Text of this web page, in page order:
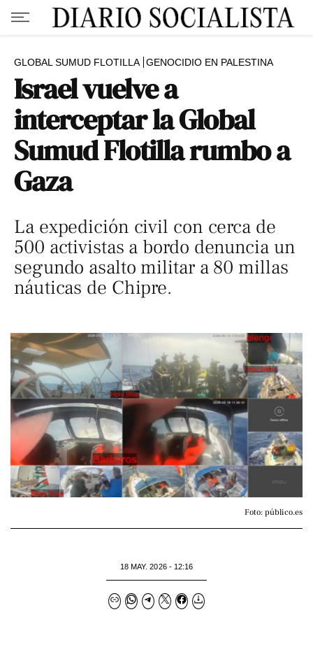
GLOBAL SUMUD FLOTILLA GENOCIDIO EN PALESTINA
​​​​​​​​​​Israel vuelve a
interceptar la Global
Sumud Flotilla rumbo a
Gaza
La expedición civil con cerca de
500 activistas a bordo denuncia un
segundo asalto militar a 80 millas
náuticas de Chipre.
Foto: público.es
18 MAY. 2026 - 12:16